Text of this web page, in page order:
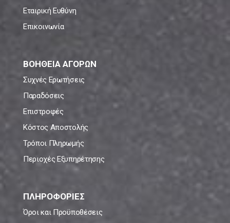
Εταιρική Ευθύνη
Επικοινωνία
ΒΟΗΘΕΙΑ ΑΓΟΡΩΝ
Συχνές Ερωτήσεις
Παραδόσεις
Επιστροφές
Κόστος Αποστολής
Τρόποι Πληρωμής
Περιοχές Εξυπηρέτησης
ΠΛΗΡΟΦΟΡΙΕΣ
Όροι και Προϋποθέσεις